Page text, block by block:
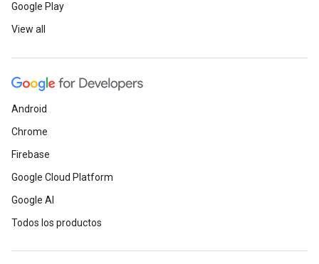
Google Play
View all
Android
Chrome
Firebase
Google Cloud Platform
Google AI
Todos los productos